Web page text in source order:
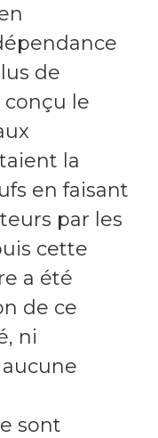
de
conçu le
la
en faisant
par les
cette
a été
de ce
ni
sont